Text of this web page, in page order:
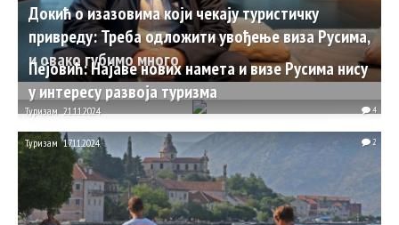
Докић о изазовима који чекају туристичку
привреду: Треба одложити увођење виза Русима,
и овако губимо много
Пејовић: Најаве нових намета и визе Русима нису
у интересу развоја туризма
Туризам 21.11.2024. 4
Туризам 17.11.2024. 2